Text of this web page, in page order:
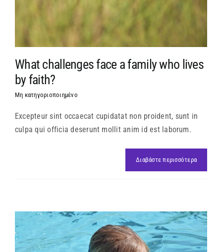
What challenges face a family who lives
by faith?
Μη κατηγοριοποιημένο
Excepteur sint occaecat cupidatat non proident, sunt in
culpa qui officia deserunt mollit anim id est laborum.
Διαβάστε περισσότερα